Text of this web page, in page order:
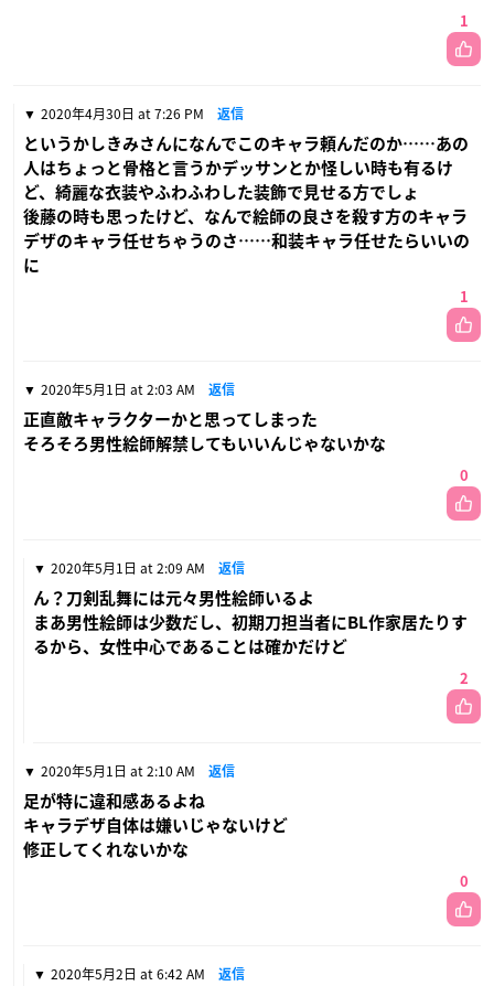
1
2020年4月30日 at 7:26 PM 返信
というかしきみさんになんでこのキャラ頼んだのか……あの
人はちょっと骨格と言うかデッサンとか怪しい時も有るけ
ど、綺麗な衣装やふわふわした装飾で見せる方でしょ
後藤の時も思ったけど、なんで絵師の良さを殺す方のキャラ
デザのキャラ任せちゃうのさ……和装キャラ任せたらいいの
に
1
2020年5月1日 at 2:03 AM 返信
正直敵キャラクターかと思ってしまった
そろそろ男性絵師解禁してもいいんじゃないかな
0
2020年5月1日 at 2:09 AM 返信
ん？刀剣乱舞には元々男性絵師いるよ
まあ男性絵師は少数だし、初期刀担当者にBL作家居たりす
るから、女性中心であることは確かだけど
2
2020年5月1日 at 2:10 AM 返信
足が特に違和感あるよね
キャラデザ自体は嫌いじゃないけど
修正してくれないかな
0
2020年5月2日 at 6:42 AM 返信